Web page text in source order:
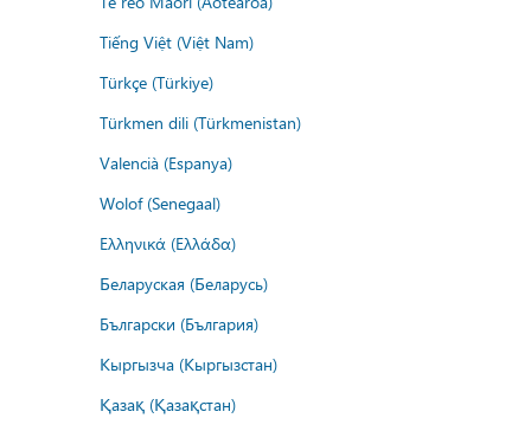
Tiếng Việt (Việt Nam)
Türkçe (Türkiye)
Türkmen dili (Türkmenistan)
Valencià (Espanya)
Wolof (Senegaal)
Ελληνικά (Ελλάδα)
Беларуская (Беларусь)
Български (България)
Кыргызча (Кыргызстан)
Қазақ (Қазақстан)